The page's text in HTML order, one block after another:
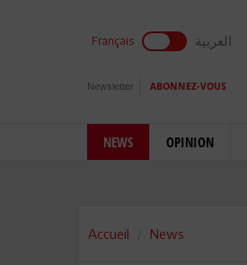
Français العربية
Newsletter ABONNEZ-VOUS
NEWS OPINION
Accueil News